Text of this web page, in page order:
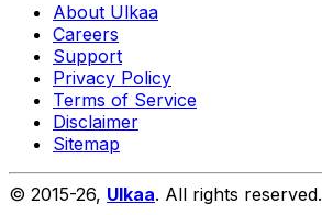
About Ulkaa
Careers
Support
Privacy Policy
Terms of Service
Disclaimer
Sitemap
© 2015-26, Ulkaa. All rights reserved.